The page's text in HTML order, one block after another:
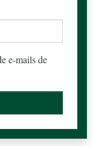
e-mails de